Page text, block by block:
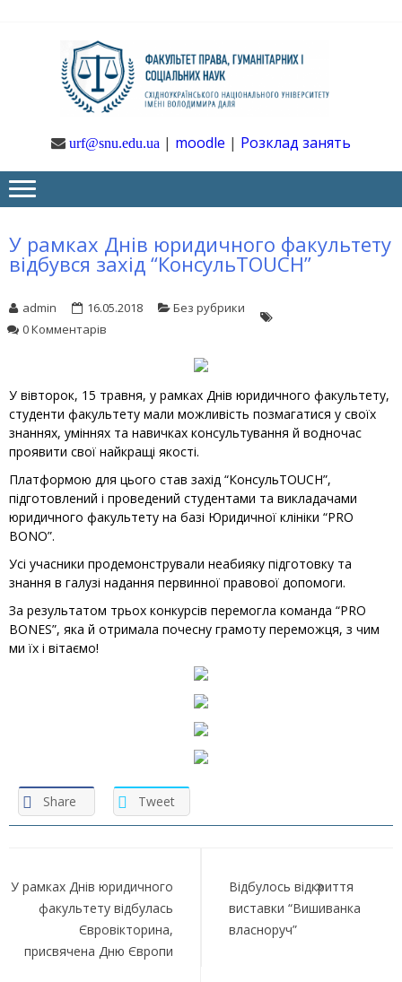
navigation
І
urf@snu.edu.ua | moodle | Розклад занять
У рамках Днів юридичного факультету
відбувся захід “КонсульTOUCH”
admin 16.05.2018
Без рубрики
0 Комментарів
У вівторок, 15 травня, у рамках Днів юридичного факультету,
студенти факультету мали можливість позмагатися у своїх
знаннях, уміннях та навичках консультування й водночас
проявити свої найкращі якості.
Платформою для цього став захід “КонсульTOUCH”,
підготовлений і проведений студентами та викладачами
юридичного факультету на базі Юридичної клініки “PRO
BONO”.
Усі учасники продемонстрували неабияку підготовку та
знання в галузі надання первинної правової допомоги.
За результатом трьох конкурсів перемогла команда “PRO
BONES”, яка й отримала почесну грамоту переможця, з чим
ми їх і вітаємо!
Share Tweet
записів
У рамках Днів юридичного
факультету відбулась
Євровікторина,
присвячена Дню Європи
Відбулось відкриття
виставки “Вишиванка
власноруч”